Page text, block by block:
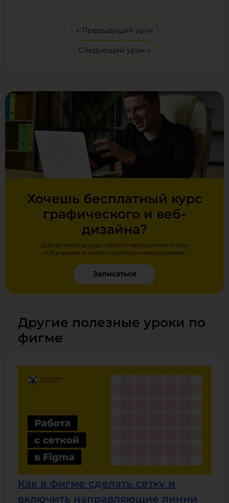
← Предыдущий урок
Следующий урок →
Хочешь бесплатный курс
графического и веб-
дизайна?
Для записи на курс просто напиши мне слово
«Обучение» в любом удобном мессенджере:
Записаться
Другие полезные уроки по
фигме
Как в фигме сделать сетку и
включить направляющие линии